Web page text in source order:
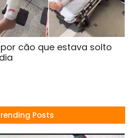
cão que estava solto
Posts